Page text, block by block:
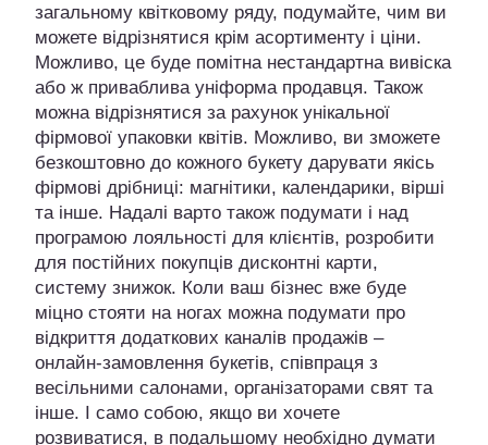
загальному квітковому ряду, подумайте, чим ви
можете відрізнятися крім асортименту і ціни.
Можливо, це буде помітна нестандартна вивіска
або ж приваблива уніформа продавця. Також
можна відрізнятися за рахунок унікальної
фірмової упаковки квітів. Можливо, ви зможете
безкоштовно до кожного букету дарувати якісь
фірмові дрібниці: магнітики, календарики, вірші
та інше. Надалі варто також подумати і над
програмою лояльності для клієнтів, розробити
для постійних покупців дисконтні карти,
систему знижок. Коли ваш бізнес вже буде
міцно стояти на ногах можна подумати про
відкриття додаткових каналів продажів –
онлайн-замовлення букетів, співпраця з
весільними салонами, організаторами свят та
інше. І само собою, якщо ви хочете
розвиватися, в подальшому необхідно думати